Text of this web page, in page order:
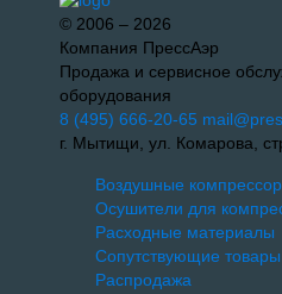
© 2006 – 2026
Компания ПрессАэр
Продажа и сервисное
оборудования
8 (495) 666-20-65
г. Мытищи, ул. Комарова,
Воздушные
Осушители для
Расходные материалы
Сопутствующие товары
Распродажа